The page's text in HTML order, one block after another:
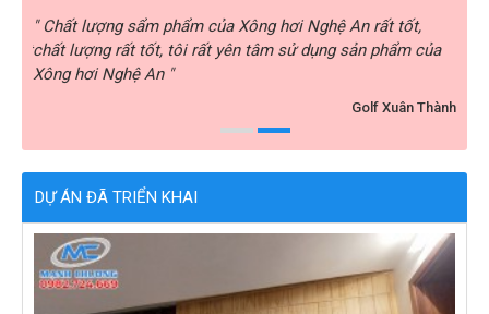
" Chất lượng sẩm phẩm của Xông hơi Nghệ An rất tốt,
chất lượng rất tốt, tôi rất yên tâm sử dụng sản phẩm của
Xông hơi Nghệ An "
Golf Xuân Thành
DỰ ÁN ĐÃ TRIỂN KHAI